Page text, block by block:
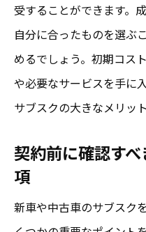
受することができます。
自分に合ったものを選ぶ
めるでしょう。初期コス
や必要なサービスを手に
サブスクの大きなメリット
契約前に確認す
項
新車や中古車のサブスク